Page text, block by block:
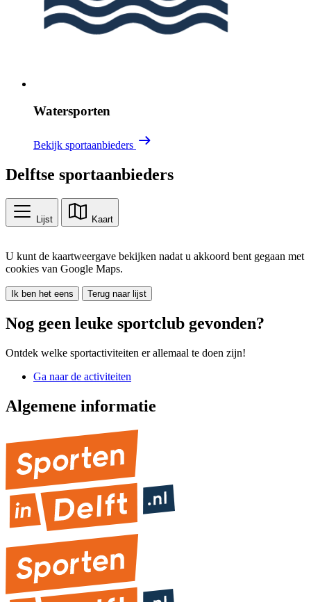
Watersporten
Bekijk sportaanbieders
Delftse sportaanbieders
Lijst Kaart
U kunt de kaartweergave bekijken nadat u akkoord bent gegaan met
cookies van Google Maps.
Ik ben het eens Terug naar lijst
Nog geen leuke sportclub gevonden?
Ontdek welke sportactiviteiten er allemaal te doen zijn!
Ga naar de activiteiten
Algemene informatie